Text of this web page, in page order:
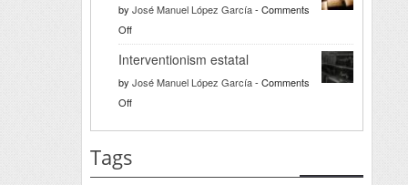
la
a
Yeda
en
by José Manuel López García- Comments
Offon
Razón
solidaria
Interventionism estatal
by José Manuel López García- Comments
Offon
Tags